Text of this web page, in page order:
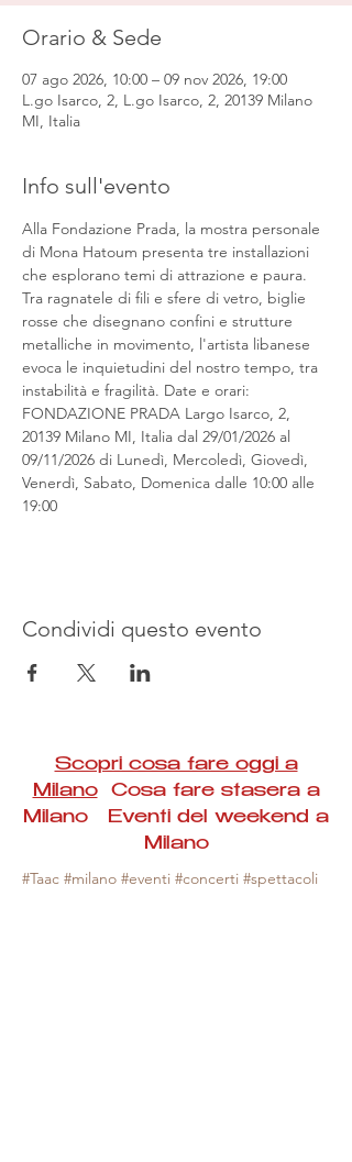
Orario & Sede
07 ago 2026, 10:00 – 09 nov 2026, 19:00
L.go Isarco, 2, L.go Isarco, 2, 20139 Milano
MI, Italia
Info sull'evento
Alla Fondazione Prada, la mostra personale
di Mona Hatoum presenta tre installazioni
che esplorano temi di attrazione e paura.
Tra ragnatele di fili e sfere di vetro, biglie
rosse che disegnano confini e strutture
metalliche in movimento, l'artista libanese
evoca le inquietudini del nostro tempo, tra
instabilità e fragilità. Date e orari:
FONDAZIONE PRADA Largo Isarco, 2,
20139 Milano MI, Italia dal 29/01/2026 al
09/11/2026 di Lunedì, Mercoledì, Giovedì,
Venerdì, Sabato, Domenica dalle 10:00 alle
19:00
Condividi questo evento
Scopri cosa fare oggi a
MilanoCosa fare stasera a
Milano Eventi del weekend a
Milano
#Taac #milano #eventi #concerti #spettacoli